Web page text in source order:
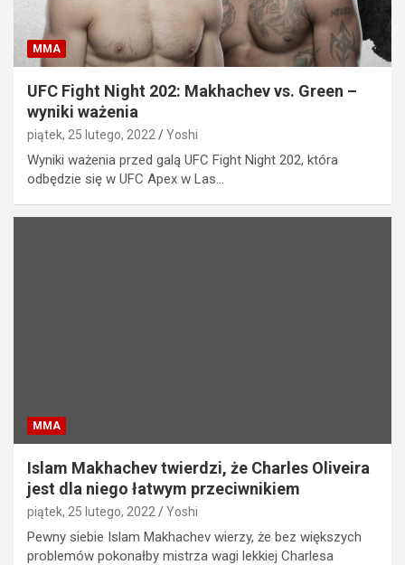
MMA
UFC Fight Night 202: Makhachev vs. Green –
wyniki ważenia
piątek, 25 lutego, 2022 Yoshi
Wyniki ważenia przed galą UFC Fight Night 202, która
odbędzie się w UFC Apex w Las…
MMA
Islam Makhachev twierdzi, że Charles Oliveira
jest dla niego łatwym przeciwnikiem
piątek, 25 lutego, 2022 Yoshi
Pewny siebie Islam Makhachev wierzy, że bez większych
problemów pokonałby mistrza wagi lekkiej Charlesa